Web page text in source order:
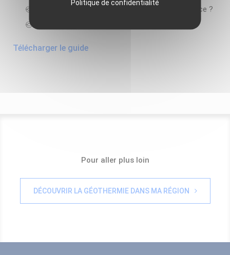
Quels sont les atouts de la géothermie de surface ?
Télécharger le guide
Pour aller plus loin
DÉCOUVRIR LA GÉOTHERMIE DANS MA RÉGION
Politique de confidentialité